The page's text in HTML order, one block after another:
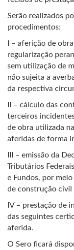
Serão realizados
procedimentos:
I – aferição de
regularização
sem utilização de
não sujeita a
da respectiva
II – cálculo das
terceiros
de obra utilizada
aferidas de forma
III – emissão da
Tributários
e Fundos, por
de construção civil
IV – prestação de
das seguintes
aferida.
O Sero ficará